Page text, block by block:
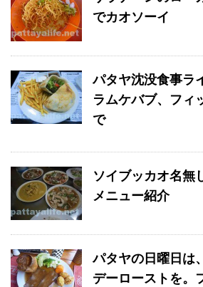
でカオソーイ
パタヤ沈没食事ラ
ラムケバブ、フィ
で
ソイブッカオ名無
メニュー紹介
パタヤの日曜日は
デーローストを。